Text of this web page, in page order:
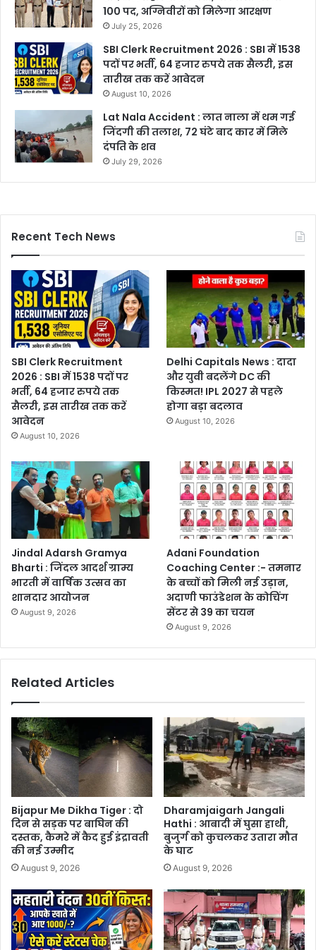
100 पद, अग्निवीरों को मिलेगा आरक्षण
July 25, 2026
SBI Clerk Recruitment 2026 : SBI में 1538
पदों पर भर्ती, 64 हजार रुपये तक सैलरी, इस
तारीख तक करें आवेदन
August 10, 2026
Lat Nala Accident : लात नाला में थम गई
जिंदगी की तलाश, 72 घंटे बाद कार में मिले
दंपति के शव
July 29, 2026
Recent Tech News
SBI Clerk Recruitment
2026 : SBI में 1538 पदों पर
भर्ती, 64 हजार रुपये तक
सैलरी, इस तारीख तक करें
आवेदन
August 10, 2026
Delhi Capitals News : दादा
और युवी बदलेंगे DC की
किस्मत! IPL 2027 से पहले
होगा बड़ा बदलाव
August 10, 2026
Jindal Adarsh Gramya
Bharti : जिंदल आदर्श ग्राम्य
भारती में वार्षिक उत्सव का
शानदार आयोजन
August 9, 2026
Adani Foundation
Coaching Center :- तमनार
के बच्चों को मिली नई उड़ान,
अदाणी फाउंडेशन के कोचिंग
सेंटर से 39 का चयन
August 9, 2026
Related Articles
Bijapur Me Dikha Tiger : दो
दिन से सड़क पर बाघिन की
दस्तक, कैमरे में कैद हुई इंद्रावती
की नई उम्मीद
August 9, 2026
Dharamjaigarh Jangali
Hathi : आबादी में घुसा हाथी,
बुजुर्ग को कुचलकर उतारा मौत
के घाट
August 9, 2026